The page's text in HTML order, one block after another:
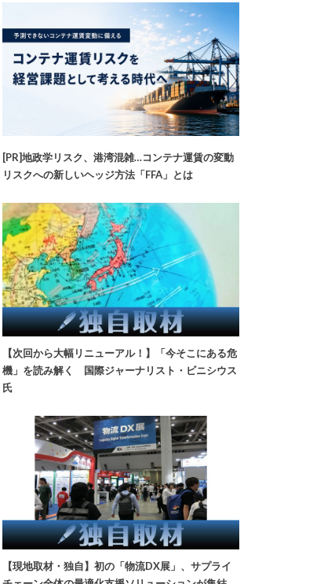
[PR]地政学リスク、港湾混雑…コンテナ運賃の変動
リスクへの新しいヘッジ方法「FFA」とは
【次回から大幅リニューアル！】「今そこにある危
機」を読み解く 国際ジャーナリスト・ビニシウス
氏
【現地取材・独自】初の「物流DX展」、サプライ